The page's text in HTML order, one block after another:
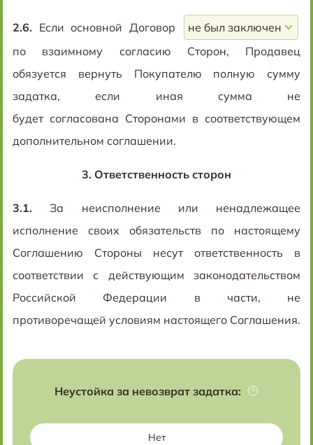
2.6. Если основной Договор
по взаимному согласию Сторон, Продавец
обязуется вернуть Покупателю полную сумму
задатка, если иная сумма не
будет согласована Сторонами в соответствующем
дополнительном соглашении.
3. Ответственность сторон
3.1. За неисполнение или ненадлежащее
исполнение своих обязательств по настоящему
Соглашению Стороны несут ответственность в
соответствии с действующим законодательством
Российской Федерации в части, не
противоречащей условиям настоящего Соглашения.
Неустойка за невозврат задатка:
Нет